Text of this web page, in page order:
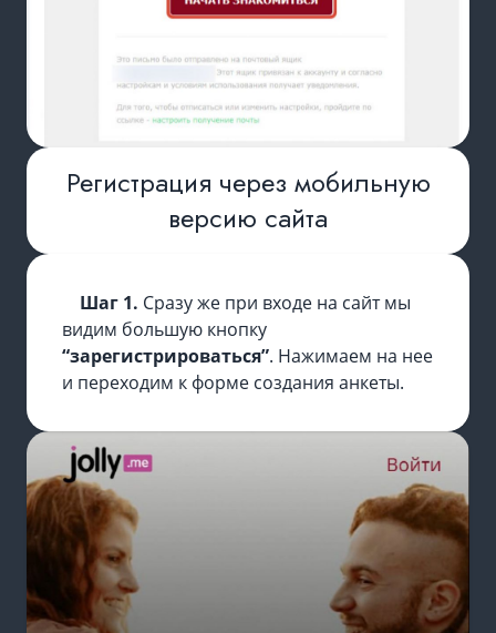
Регистрация через мобильную
версию сайта
Шаг 1. Сразу же при входе на сайт мы
видим большую кнопку
“зарегистрироваться”. Нажимаем на нее
и переходим к форме создания анкеты.